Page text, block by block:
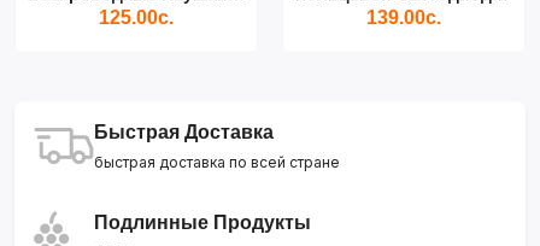
125.00с. 139.00с.
Быстрая Доставка
быстрая доставка по всей стране
Подлинные Продукты